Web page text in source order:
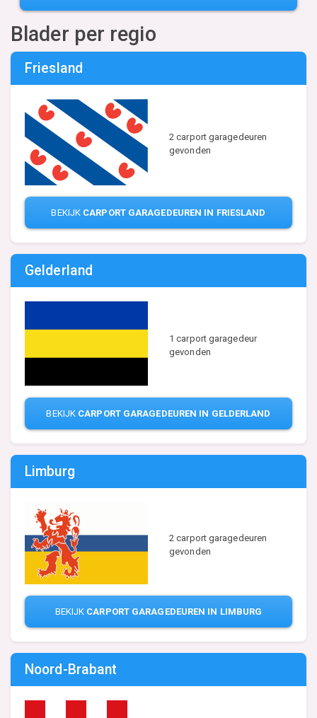
Blader per regio
Friesland
2 carport garagedeuren
gevonden
BEKIJK CARPORT GARAGEDEUREN IN FRIESLAND
Gelderland
1 carport garagedeur
gevonden
BEKIJK CARPORT GARAGEDEUREN IN GELDERLAND
Limburg
2 carport garagedeuren
gevonden
BEKIJK CARPORT GARAGEDEUREN IN LIMBURG
Noord-Brabant